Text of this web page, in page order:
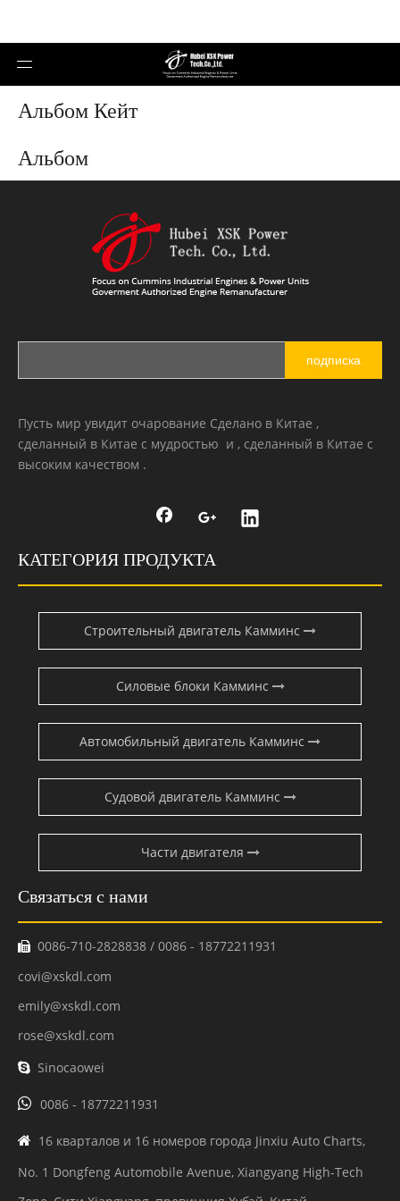
Альбом Кейт
Альбом
подписка
Пусть мир увидит очарование Сделано в Китае ,
сделанный в Китае с мудростью и , сделанный в Китае с
высоким качеством .
КАТЕГОРИЯ ПРОДУКТА
Строительный двигатель Камминс
Силовые блоки Камминс
Автомобильный двигатель Камминс
Судовой двигатель Камминс
Части двигателя
Связаться с нами
 0086-710-2828838 / 0086 - 18772211931
covi@xskdl.com
emily@xskdl.com
rose@xskdl.com
 Sinocaowei
 0086 - 18772211931
 16 кварталов и 16 номеров города Jinxiu Auto Charts,
No. 1 Dongfeng Automobile Avenue, Xiangyang High-Tech